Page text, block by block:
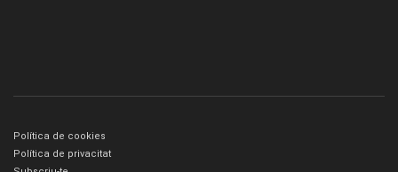
Política de cookies
Política de privacitat